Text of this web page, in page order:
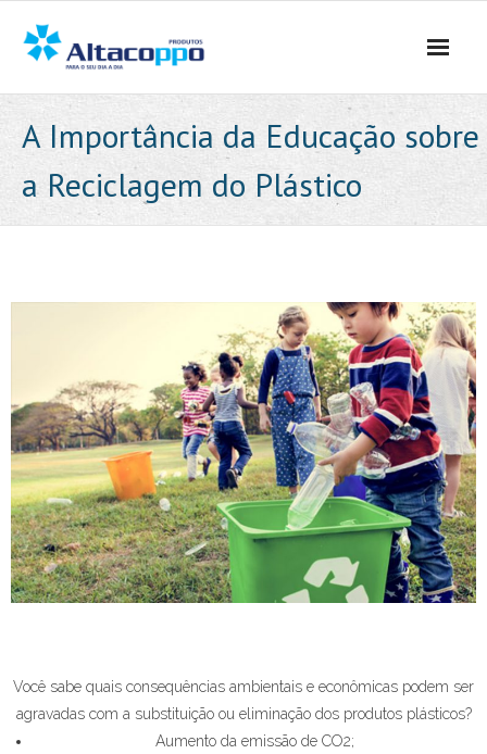
content
A Importância da Educação sobre
a Reciclagem do Plástico
Você sabe quais consequências ambientais e econômicas podem ser
agravadas com a substituição ou eliminação dos produtos plásticos?
Aumento da emissão de CO2;